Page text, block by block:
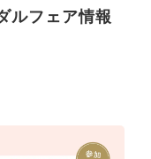
ルフェア情報